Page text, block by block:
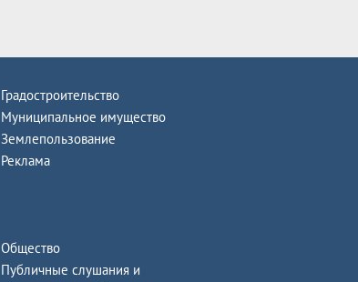
Градостроительство
Муниципальное имущество
Землепользование
Реклама
Общество
Публичные слушания и